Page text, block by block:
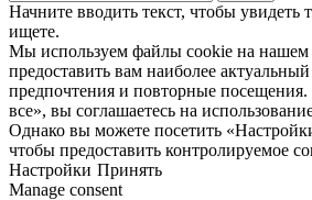
Начните вводить текст, чтобы увидеть
ищете.
Мы используем файлы cookie на нашем
предоставить вам наиболее
предпочтения и повторные
все», вы соглашаетесь на
Однако вы можете посетить
чтобы предоставить контролируемое
Настройки Принять
Manage consent